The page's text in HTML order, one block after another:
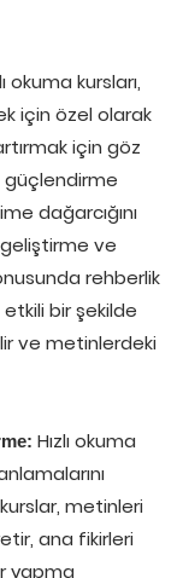
okuma kursları,
için özel olarak
için göz
güçlendirme
dağarcığını
ve
rehberlik
bir şekilde
ve metinlerdeki
Hızlı okuma
metinleri
ana fikirleri
yapma